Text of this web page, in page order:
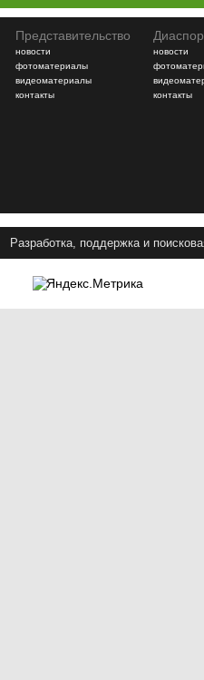
Представительство
новости
фотоматериалы
видеоматериалы
контакты
новости
контакты
Разработка, поддержка и